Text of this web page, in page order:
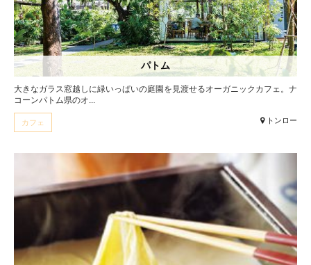
パトム
大きなガラス窓越しに緑いっぱいの庭園を見渡せるオーガニックカフェ。ナ
コーンパトム県のオ...
トンロー
カフェ